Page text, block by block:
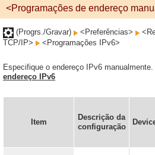
<Programações de endereço
(Progrs./Gravar) <Preferências>
TCP/IP>
<Programações IPv6>
Especifique o endereço IPv6 manualmente.
endereço IPv6
Item
Descrição da
configuração